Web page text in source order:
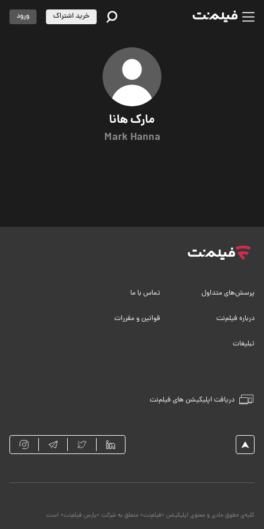
مارک هانا
Mark Hanna
خرید اشتراک ورود
دریافت اپلیکیشن های فیلم‌نت
پرسش‌های متداول تماس با ما
درباره فیلم‌نت قوانین و مقررات
تبلیغات
کلیه‌ی حقوق مادی و معنوی اپلیکیشن «فیلم‌نت» متعلق به شرکت «پارس فیلم‌نت» است.